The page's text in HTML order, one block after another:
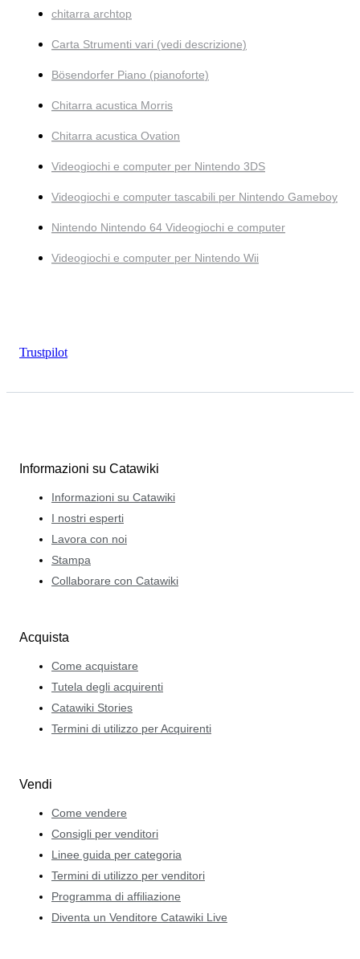
chitarra archtop
Carta Strumenti vari (vedi descrizione)
Bösendorfer Piano (pianoforte)
Chitarra acustica Morris
Chitarra acustica Ovation
Videogiochi e computer per Nintendo 3DS
Videogiochi e computer tascabili per Nintendo Gameboy
Nintendo Nintendo 64 Videogiochi e computer
Videogiochi e computer per Nintendo Wii
Trustpilot
Informazioni su Catawiki
Informazioni su Catawiki
I nostri esperti
Lavora con noi
Stampa
Collaborare con Catawiki
Acquista
Come acquistare
Tutela degli acquirenti
Catawiki Stories
Termini di utilizzo per Acquirenti
Vendi
Come vendere
Consigli per venditori
Linee guida per categoria
Termini di utilizzo per venditori
Programma di affiliazione
Diventa un Venditore Catawiki Live